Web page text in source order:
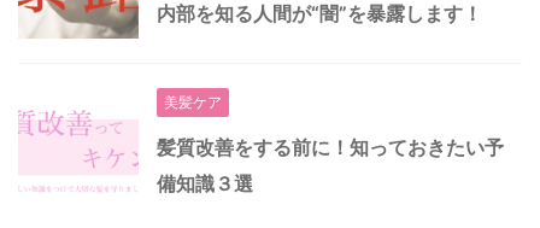
内部を知る人間が“闇”を暴露します！
美髪ケア
髪質改善をする前に！知っておきたい予
備知識３選